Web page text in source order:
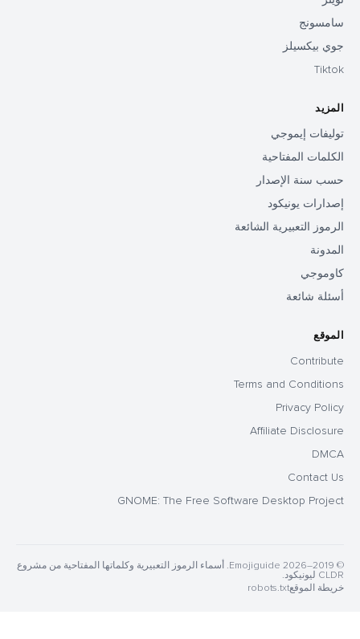
سامسونج
جوي بيكسيلز
Tiktok
المزيد
توليفات إيموجي
الكلمات المفتاحية
حسب سنة الإصدار
إصدارات يونيكود
الرموز التعبيرية الشائعة
المدونة
كاوموجي
أسئلة شائعة
الموقع
Contribute
Terms and Conditions
Privacy Policy
Affiliate Disclosure
DMCA
Contact Us
GNOME: The Free Software Desktop Project
© 2019–2026 Emojiguide. أسماء الرموز التعبيرية وكلماتها المفتاحية من مشروع
CLDR ليونيكود.
خريطة الموقعrobots.txt